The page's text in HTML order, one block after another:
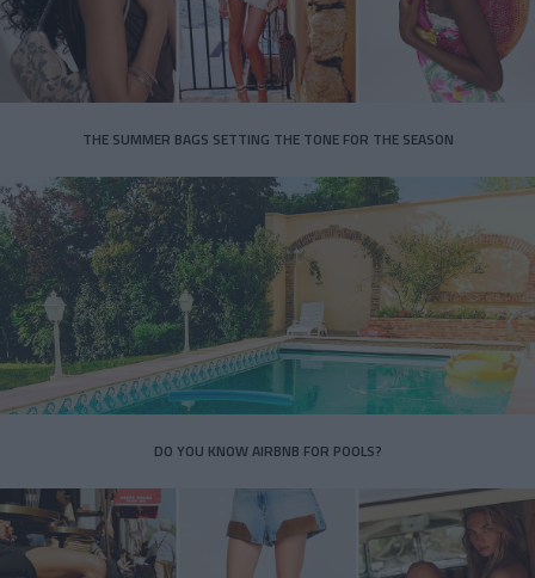
THE SUMMER BAGS SETTING THE TONE FOR THE SEASON
DO YOU KNOW AIRBNB FOR POOLS?